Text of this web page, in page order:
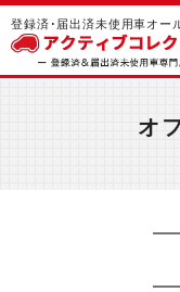
登録済･届出済未使用車オー
オ